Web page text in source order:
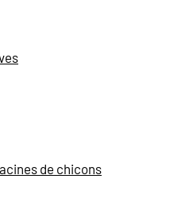
de chicons